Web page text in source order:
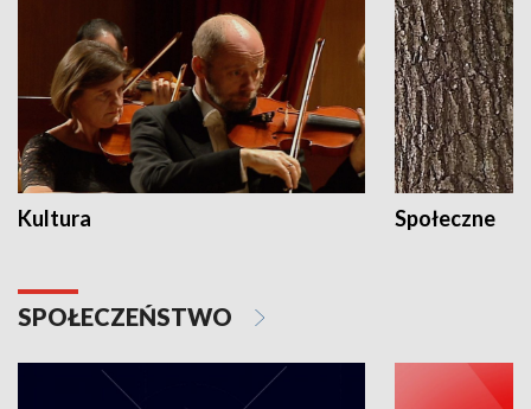
Kultura Społeczne
SPOŁECZEŃSTWO